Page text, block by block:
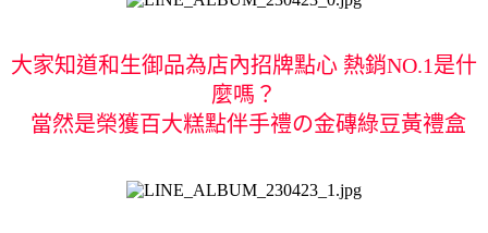
大家知道和生御品為店內招牌點心 熱銷NO.1是什
麼嗎？
當然是榮獲百大糕點伴手禮の金磚綠豆黃禮盒